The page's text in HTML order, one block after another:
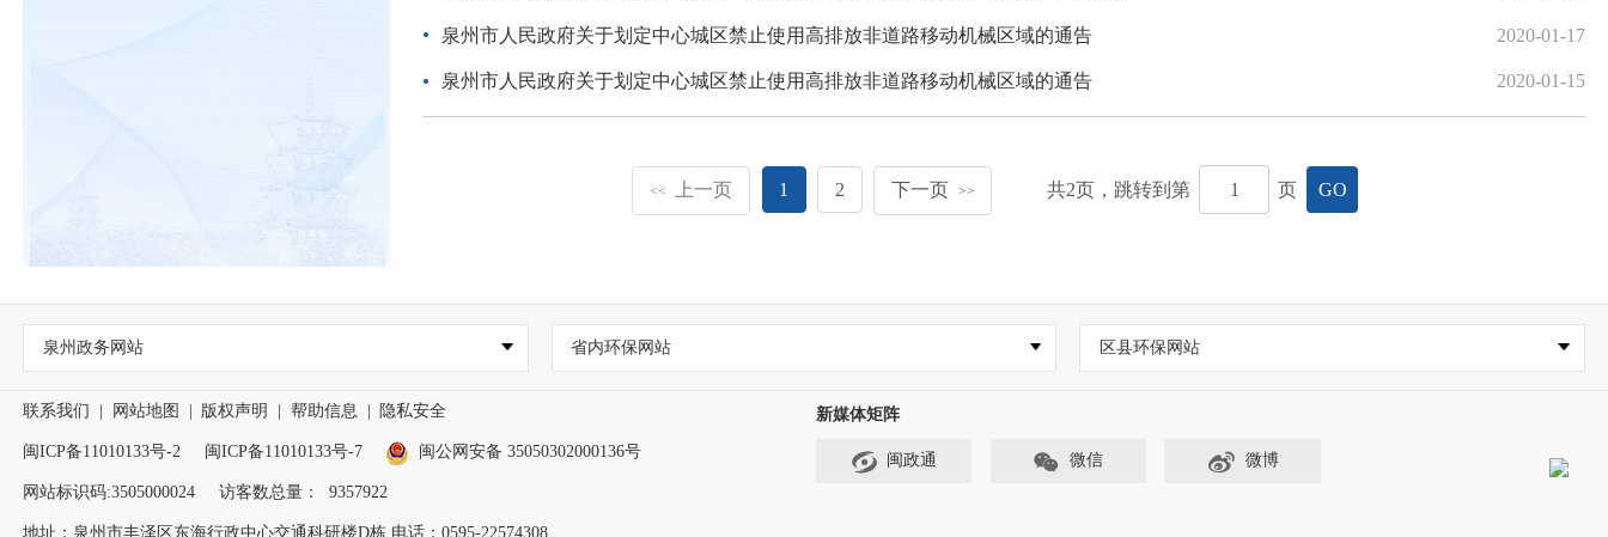
泉州市人民政府关于划定中心城区禁止使用高排放非道路移动机械区域的通告 2020-01-17
泉州市人民政府关于划定中心城区禁止使用高排放非道路移动机械区域的通告 2020-01-15
<< 上一页 1 2 下一页 >> 共2页，跳转到第 页 GO
泉州政务网站 省内环保网站 区县环保网站
联系我们 网站地图 版权声明 帮助信息 隐私安全
闽ICP备11010133号-2 闽ICP备11010133号-7 闽公网安备 35050302000136号
网站标识码:3505000024 访客数总量： 9357922
地址：泉州市丰泽区东海行政中心交通科研楼D栋 电话：0595-22574308
新媒体矩阵
闽政通 微信 微博